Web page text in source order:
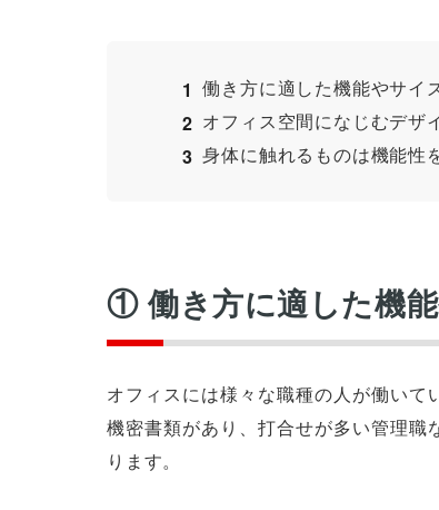
働き方に適した機能やサイ
オフィス空間になじむデザ
身体に触れるものは機能性
① 働き方に適した機
オフィスには様々な職種の人が働いて
機密書類があり、打合せが多い管理職
ります。